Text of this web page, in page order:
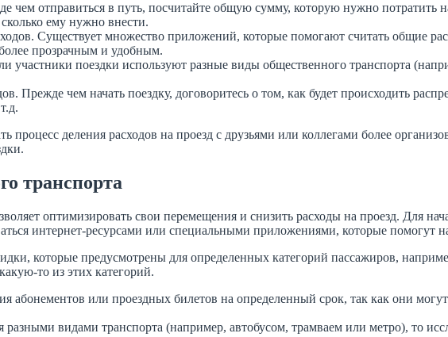
чем отправиться в путь, посчитайте общую сумму, которую нужно потратить
ему нужно внести.
Существует множество приложений, которые помогают считать общие
прозрачным и удобным.
участники поездки используют разные виды общественного транспорта
Прежде чем начать поездку, договоритесь о том, как будет происходить
процесс деления расходов на проезд с друзьями или коллегами более
транспорта
оптимизировать свои перемещения и снизить расходы на проезд. Для
интернет-ресурсами или специальными приложениями, которые
которые предусмотрены для определенных категорий пассажиров,
то из этих категорий.
абонементов или проездных билетов на определенный срок, так как они
разными видами транспорта (например, автобусом, трамваем или метро), то